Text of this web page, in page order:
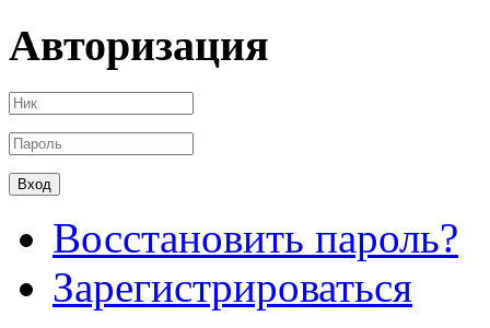
Авторизация
Восстановить пароль?
Зарегистрироваться